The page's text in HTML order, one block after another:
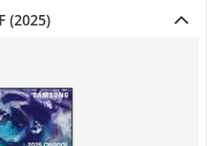
(2025)